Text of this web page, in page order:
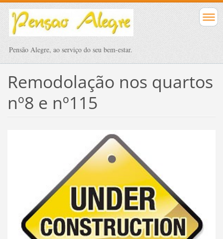
Pensão Alegre, ao serviço do seu bem-estar.
Remodolação nos quartos
nº8 e nº115